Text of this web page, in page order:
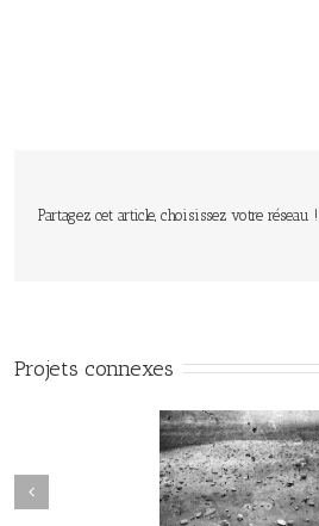
Partagez cet article, choisissez votre réseau !
Projets connexes
Sortilège #034